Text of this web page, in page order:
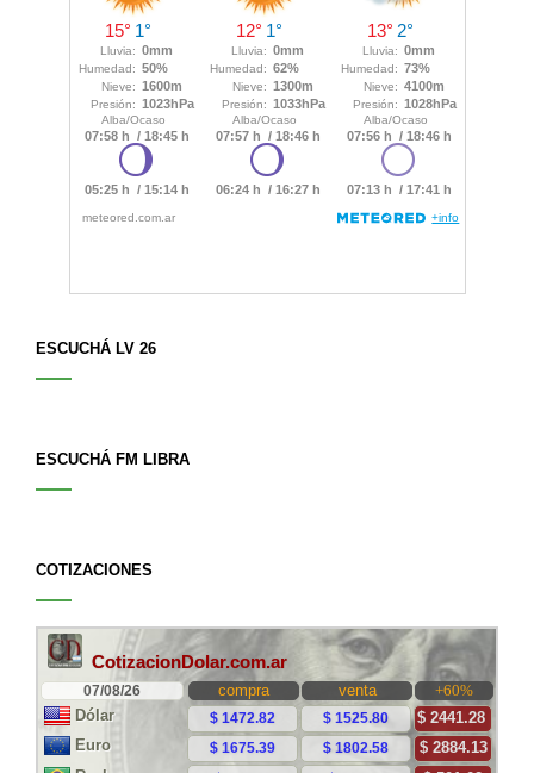
ESCUCHÁ LV 26
ESCUCHÁ FM LIBRA
COTIZACIONES